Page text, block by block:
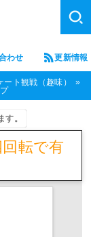
わせ 更新情報
ト観戦（趣味）
。
転で有